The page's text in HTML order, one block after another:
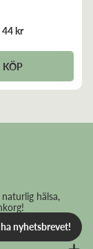
44 kr
KÖP
hälsa,
nyhetsbrevet!